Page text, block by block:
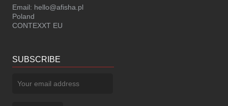
Email: hello@afisha.pl
Poland
CONTEXXT EU
SUBSCRIBE